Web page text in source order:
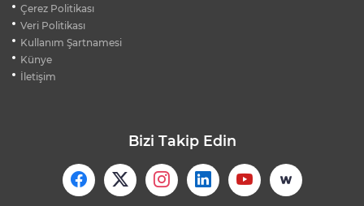
BURSA'DA YAĞMUR SUYU GİDERİNE
Çerez Politikası
Veri Politikası
Kullanım Şartnamesi
Künye
İletişim
Bizi Takip Edin